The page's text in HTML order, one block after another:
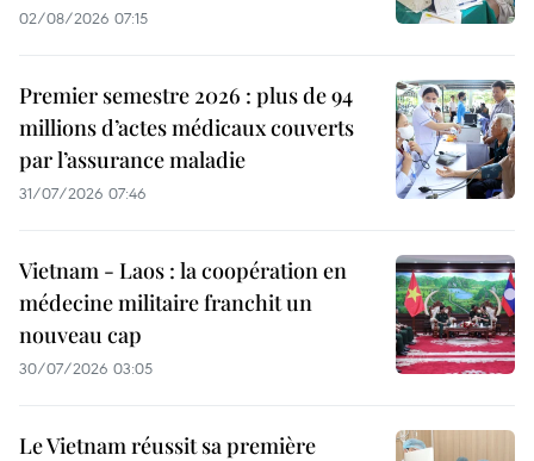
02/08/2026 07:15
Premier semestre 2026 : plus de 94
millions d’actes médicaux couverts
par l’assurance maladie
31/07/2026 07:46
Vietnam - Laos : la coopération en
médecine militaire franchit un
nouveau cap
30/07/2026 03:05
Le Vietnam réussit sa première